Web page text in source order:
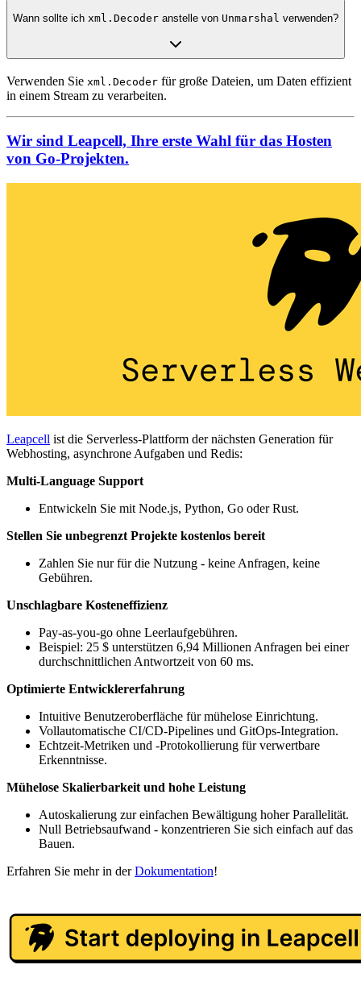
Wann sollte ich xml.Decoder anstelle von Unmarshal verwenden?
Verwenden Sie xml.Decoder für große Dateien, um Daten effizient
in einem Stream zu verarbeiten.
Wir sind Leapcell, Ihre erste Wahl für das Hosten
von Go-Projekten.
Leapcell ist die Serverless-Plattform der nächsten Generation für
Webhosting, asynchrone Aufgaben und Redis:
Multi-Language Support
Entwickeln Sie mit Node.js, Python, Go oder Rust.
Stellen Sie unbegrenzt Projekte kostenlos bereit
Zahlen Sie nur für die Nutzung - keine Anfragen, keine
Gebühren.
Unschlagbare Kosteneffizienz
Pay-as-you-go ohne Leerlaufgebühren.
Beispiel: 25 $ unterstützen 6,94 Millionen Anfragen bei einer
durchschnittlichen Antwortzeit von 60 ms.
Optimierte Entwicklererfahrung
Intuitive Benutzeroberfläche für mühelose Einrichtung.
Vollautomatische CI/CD-Pipelines und GitOps-Integration.
Echtzeit-Metriken und -Protokollierung für verwertbare
Erkenntnisse.
Mühelose Skalierbarkeit und hohe Leistung
Autoskalierung zur einfachen Bewältigung hoher Parallelität.
Null Betriebsaufwand - konzentrieren Sie sich einfach auf das
Bauen.
Erfahren Sie mehr in derDokumentation!